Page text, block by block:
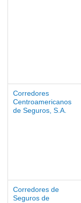
Corredores
Centroamericanos
de Seguros, S.A.
Corredores de
Seguros de